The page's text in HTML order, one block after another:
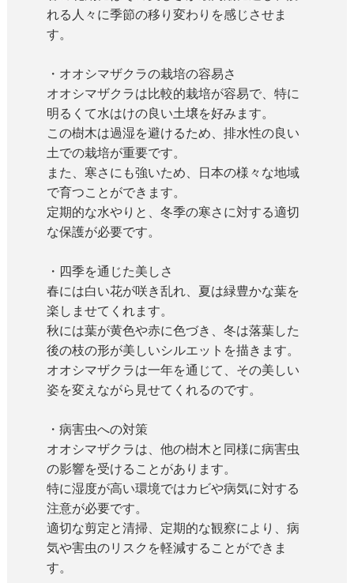
れる人々に季節の移り変わりを感じさせま
す。
・オオシマザクラの栽培の容易さ
オオシマザクラは比較的栽培が容易で、特に
明るくて水はけの良い土壌を好みます。
この樹木は過湿を避けるため、排水性の良い
土での栽培が重要です。
また、寒さにも強いため、日本の様々な地域
で育つことができます。
定期的な水やりと、冬季の寒さに対する適切
な保護が必要です。
・四季を通じた美しさ
春には白い花が咲き乱れ、夏は緑豊かな葉を
楽しませてくれます。
秋には葉が黄色や赤に色づき、冬は落葉した
後の枝の形が美しいシルエットを描きます。
オオシマザクラは一年を通じて、その美しい
姿を変えながら見せてくれるのです。
・病害虫への対策
オオシマザクラは、他の樹木と同様に病害虫
の影響を受けることがあります。
特に湿度が高い環境ではカビや病気に対する
注意が必要です。
適切な剪定と清掃、定期的な観察により、病
気や害虫のリスクを軽減することができま
す。